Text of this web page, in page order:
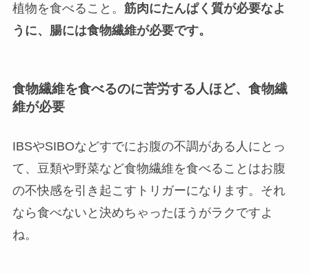
植物を食べること。 筋肉にたんぱく質が必要なよ
うに、腸には食物繊維が必要です。
食物繊維を食べるのに苦労する人ほど、食物繊
維が必要
IBSやSIBOなどすでにお腹の不調がある人にとっ
て、豆類や野菜など食物繊維を食べることはお腹
の不快感を引き起こすトリガーになります。それ
なら食べないと決めちゃったほうがラクですよ
ね。